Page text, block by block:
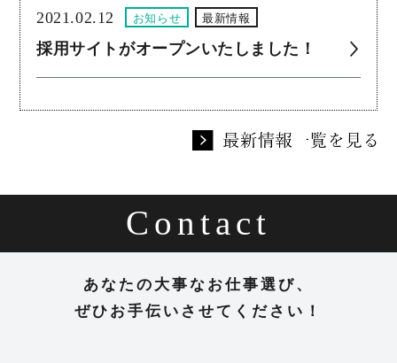
2021.02.12 お知らせ 最新情報
採用サイトがオープンいたしました！
Contact
あなたの大事なお仕事選び、
ぜひお手伝いさせてください！